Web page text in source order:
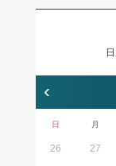
‹
日 月
26 27